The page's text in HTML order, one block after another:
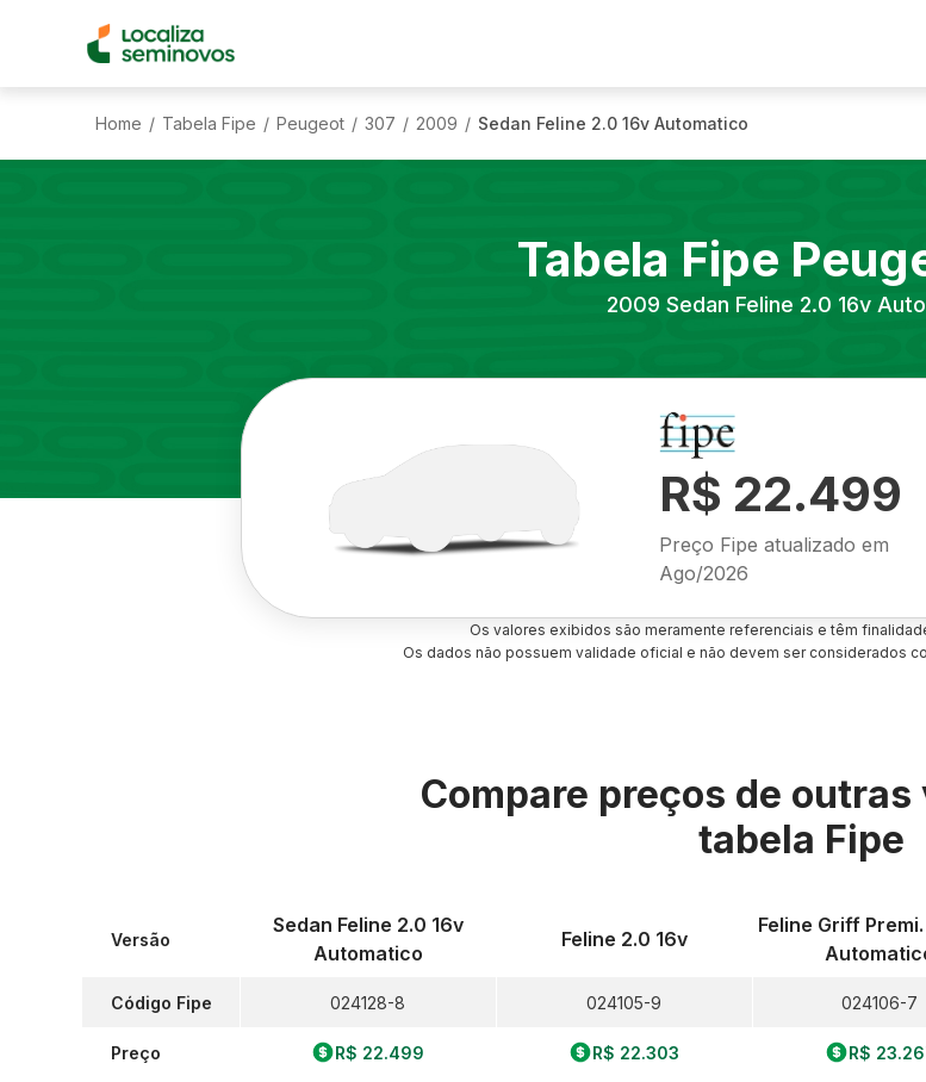
Home / Tabela Fipe / Peugeot / 307 / 2009 / Sedan Feline 2.0 16v Automatico
Tabela Fipe
2009 Sedan Feline 2.0 16v
R$ 22.499
Preço Fipe atualizado em
Ago/2026
Os valores exibidos são meramente referenciais e têm
Os dados não possuem validade oficial e não devem ser considerados
Compare preços de outras
tabela Fipe
Versão
Código Fipe
Preço
Sedan Feline 2.0 16v
Automatico
024128-8
R$ 22.499
Feline 2.0 16v
024105-9
R$ 22.303
Feline Griff
024106-7
R$